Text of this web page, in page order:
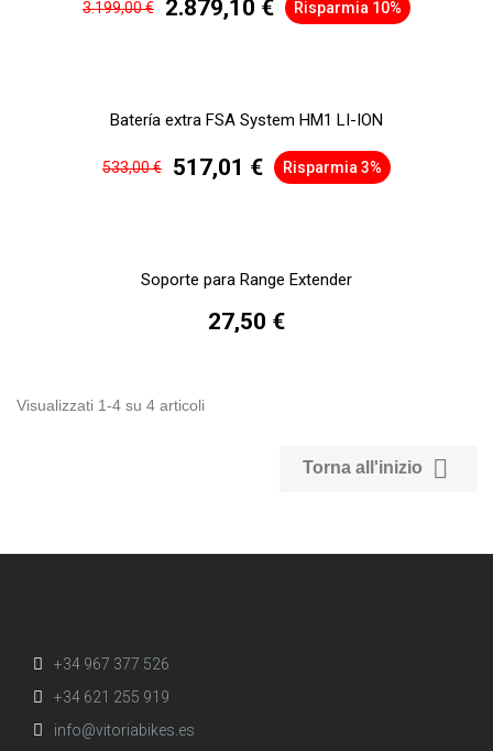
3.199,00 € 2.879,10 € Risparmia 10%
Batería extra FSA System HM1 LI-ION
533,00 € 517,01 € Risparmia 3%
Soporte para Range Extender
27,50 €
Visualizzati 1-4 su 4 articoli
Torna all'inizio 
+34 967 377 526
+34 621 255 919
info@vitoriabikes.es